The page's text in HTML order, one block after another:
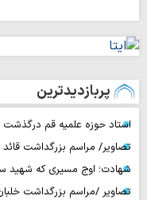
پربازدیدترین
استاد حوزه علمیه قم
تصاویر/ مراسم بزرگداشت
شهادت؛ اوج مسیری که شهید
تصاویر /مراسم بزرگداشت